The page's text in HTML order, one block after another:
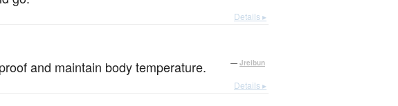
Details ▸
and maintain body temperature. — Jreibun
Details ▸